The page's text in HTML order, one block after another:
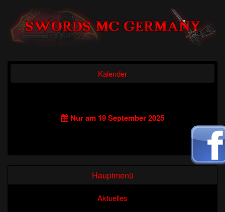
Kalender
Nur am 19 September 2025
Hauptmenü
Aktuelles